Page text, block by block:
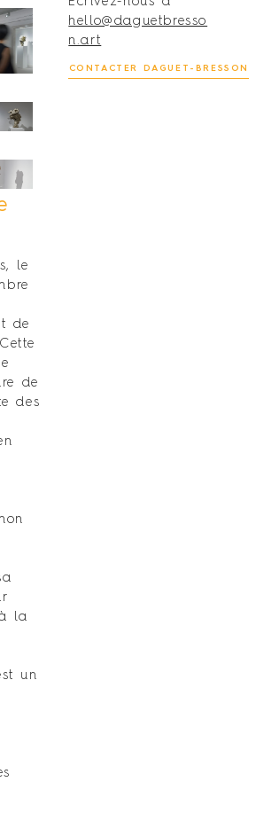
le
de
de
des
la
un
hello@daguetbresso
n.art
CONTACTER DAGUET-BRESSON